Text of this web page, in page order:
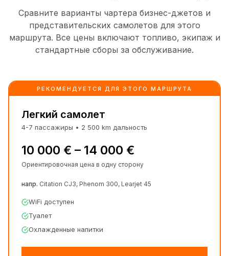
Сравните варианты чартера бизнес-джетов и
представительских самолетов для этого
маршрута. Все цены включают топливо, экипаж и
стандартные сборы за обслуживание.
РЕКОМЕНДУЕТСЯ ДЛЯ ЭТОГО МАРШРУТА
Легкий самолет
4-7 пассажиры • 2 500 km дальность
10 000 € – 14 000 €
Ориентировочная цена в одну сторону
напр. Citation CJ3, Phenom 300, Learjet 45
WiFi доступен
Туалет
Охлажденные напитки